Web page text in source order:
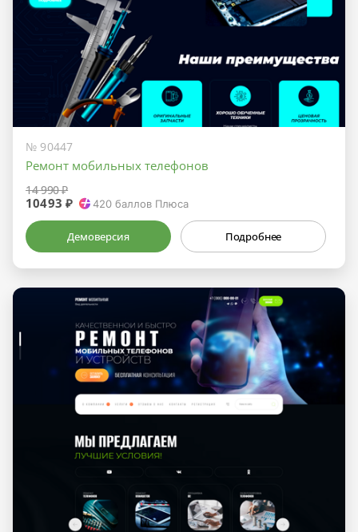
№ 90447
Ремонт мобильных телефонов
14 990 ₽
10493 ₽ 420 баллов Плюса
Демоверсия Подробнее